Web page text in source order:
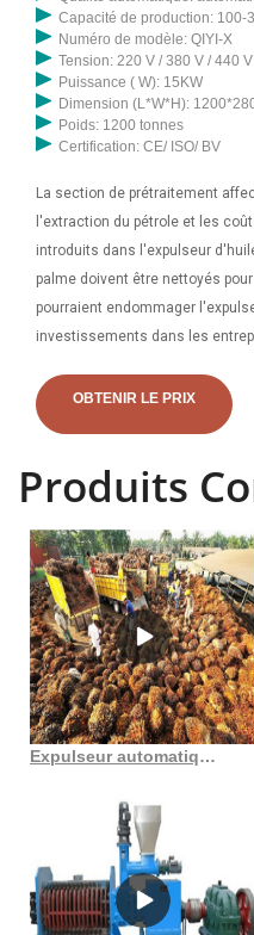
Capacité de production: 100-
Numéro de modèle: QIYI-X
Tension: 220 V / 380 V / 440 V
Puissance ( W): 15KW
Dimension (L*W*H):
Poids: 1200 tonnes
Certification: CE/ ISO/ BV
La section de prétraitement
l'extraction du pétrole et les
introduits dans l'expulseur
palme doivent être nettoyés
pourraient endommager
investissements dans les
de la capacité, du fonds de
Cependant, cela ne signifie pas
palme à petite échelle : 4.1
fastidieuses et les plus
traditionnelle des fruits du
efforts se sont concentrés sur
petite échelle, la digestion, le.
machine d'extraction d'huile de
garanties sur les composants
service locaux et des
à huile de Chine - Sélectionnez
de haute qualité au meilleur
chinoises certifiées, de
grossistes et d'usines. dans
végétale. L'expulseur d'huile
d'extraction pétrolière à petite,
OBTENIR LE PRIX
Produits
Expulseur automatique d’huile de palme avec bouilloire ronde comestible en Haïti